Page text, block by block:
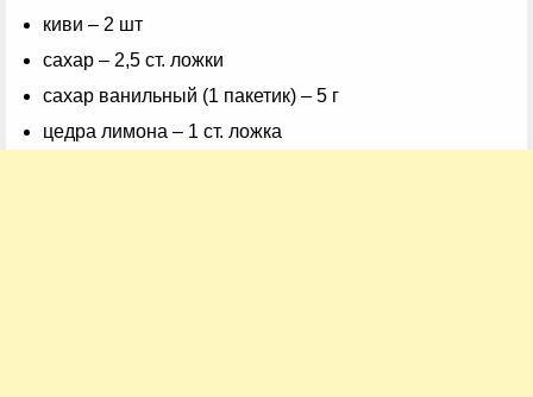
киви – 2 шт
сахар – 2,5 ст. ложки
сахар ванильный (1 пакетик) – 5 г
цедра лимона – 1 ст. ложка